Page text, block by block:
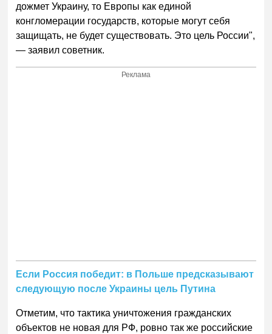
дожмет Украину, то Европы как единой
конгломерации государств, которые могут себя
защищать, не будет существовать. Это цель России",
— заявил советник.
Реклама
Если Россия победит: в Польше предсказывают
следующую после Украины цель Путина
Отметим, что тактика уничтожения гражданских
объектов не новая для РФ, ровно так же российские